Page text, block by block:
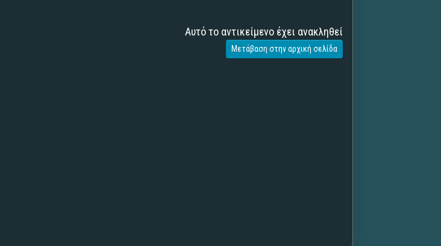
Αυτό το αντικείμενο έχει ανακληθεί
Μετάβαση στην αρχική σελίδα